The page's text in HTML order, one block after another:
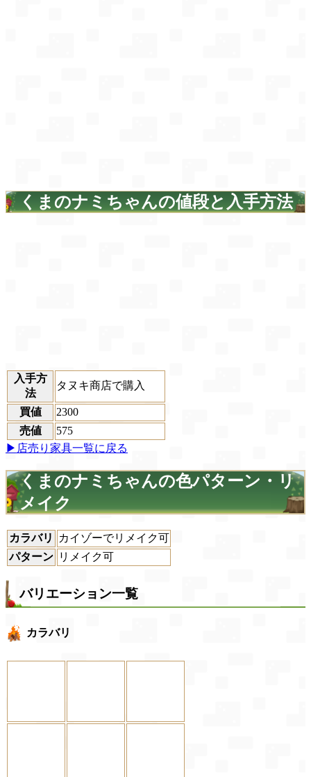
くまのナミちゃんの値段と入手方法
入手方
法
タヌキ商店で購入
買値
2300
売値
575
▶店売り家具一覧に戻る
くまのナミちゃんの色パターン・リ
メイク
カラバリ
カイゾーでリメイク可
パターン リメイク可
バリエーション一覧
カラバリ